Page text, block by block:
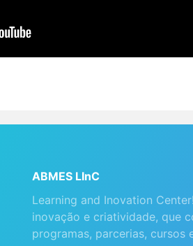
ABMES LInC
Learning and Inovation
inovação e criatividade, que
programas, parcerias, cursos